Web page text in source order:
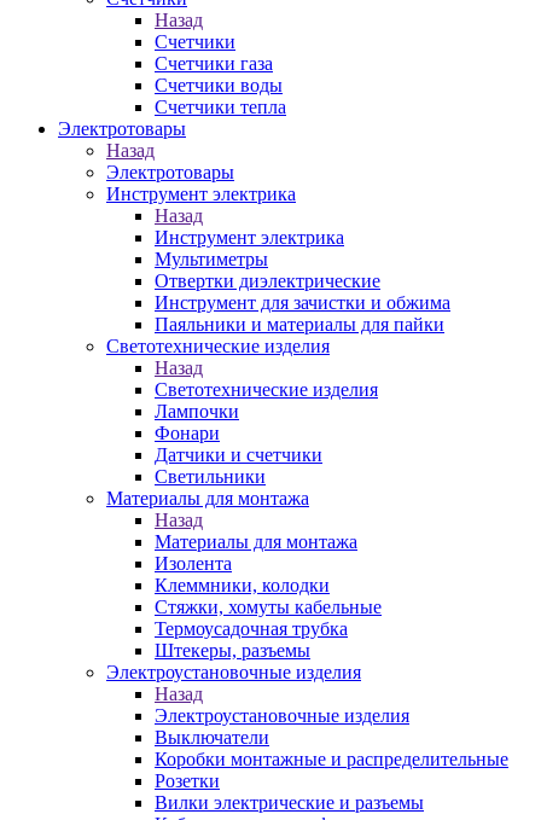
Назад
Счетчики
Счетчики газа
Счетчики воды
Счетчики тепла
Электротовары
Назад
Электротовары
Инструмент электрика
Назад
Инструмент электрика
Мультиметры
Отвертки диэлектрические
Инструмент для зачистки и обжима
Паяльники и материалы для пайки
Светотехнические изделия
Назад
Светотехнические изделия
Лампочки
Фонари
Датчики и счетчики
Светильники
Материалы для монтажа
Назад
Материалы для монтажа
Изолента
Клеммники, колодки
Стяжки, хомуты кабельные
Термоусадочная трубка
Штекеры, разъемы
Электроустановочные изделия
Назад
Электроустановочные изделия
Выключатели
Коробки монтажные и распределительные
Розетки
Вилки электрические и разъемы